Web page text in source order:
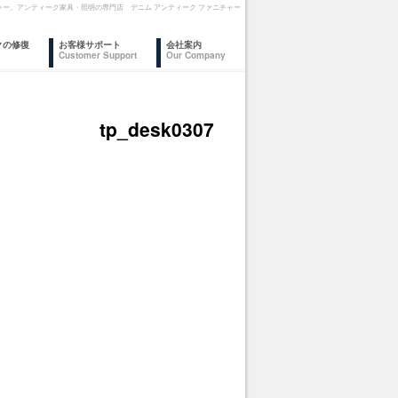
ー。アンティーク家具・照明の専門店 デニム アンティーク ファニチャー
の修復
お客様サポート
Customer Support
会社案内
Our Company
tp_desk0307